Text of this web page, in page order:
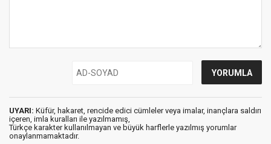
UYARI: Küfür, hakaret, rencide edici cümleler veya imalar, inançlara saldırı
içeren, imla kuralları ile yazılmamış,
Türkçe karakter kullanılmayan ve büyük harflerle yazılmış yorumlar
onaylanmamaktadır.